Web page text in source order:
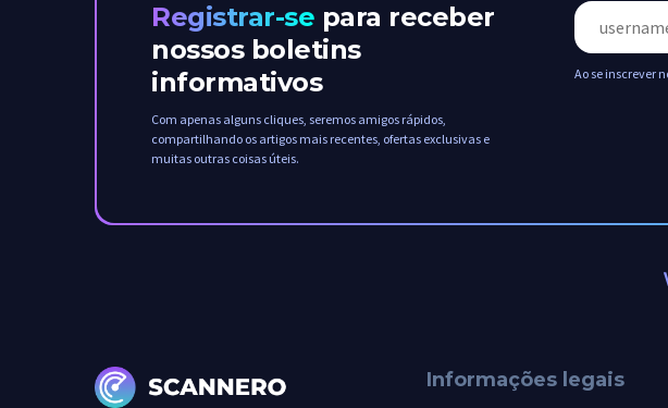
Registrar-se para receber
nossos boletins
informativos
Com apenas alguns cliques, seremos amigos rápidos,
compartilhando os artigos mais recentes, ofertas exclusivas e
muitas outras coisas úteis.
Ao se inscrever
Informações legais